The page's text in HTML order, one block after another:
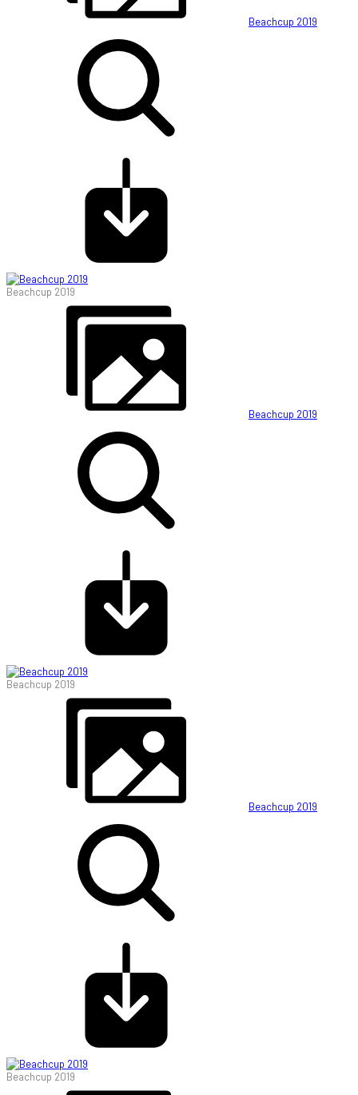
Beachcup 2019
Beachcup 2019
Beachcup 2019
Beachcup 2019
Beachcup 2019
Beachcup 2019